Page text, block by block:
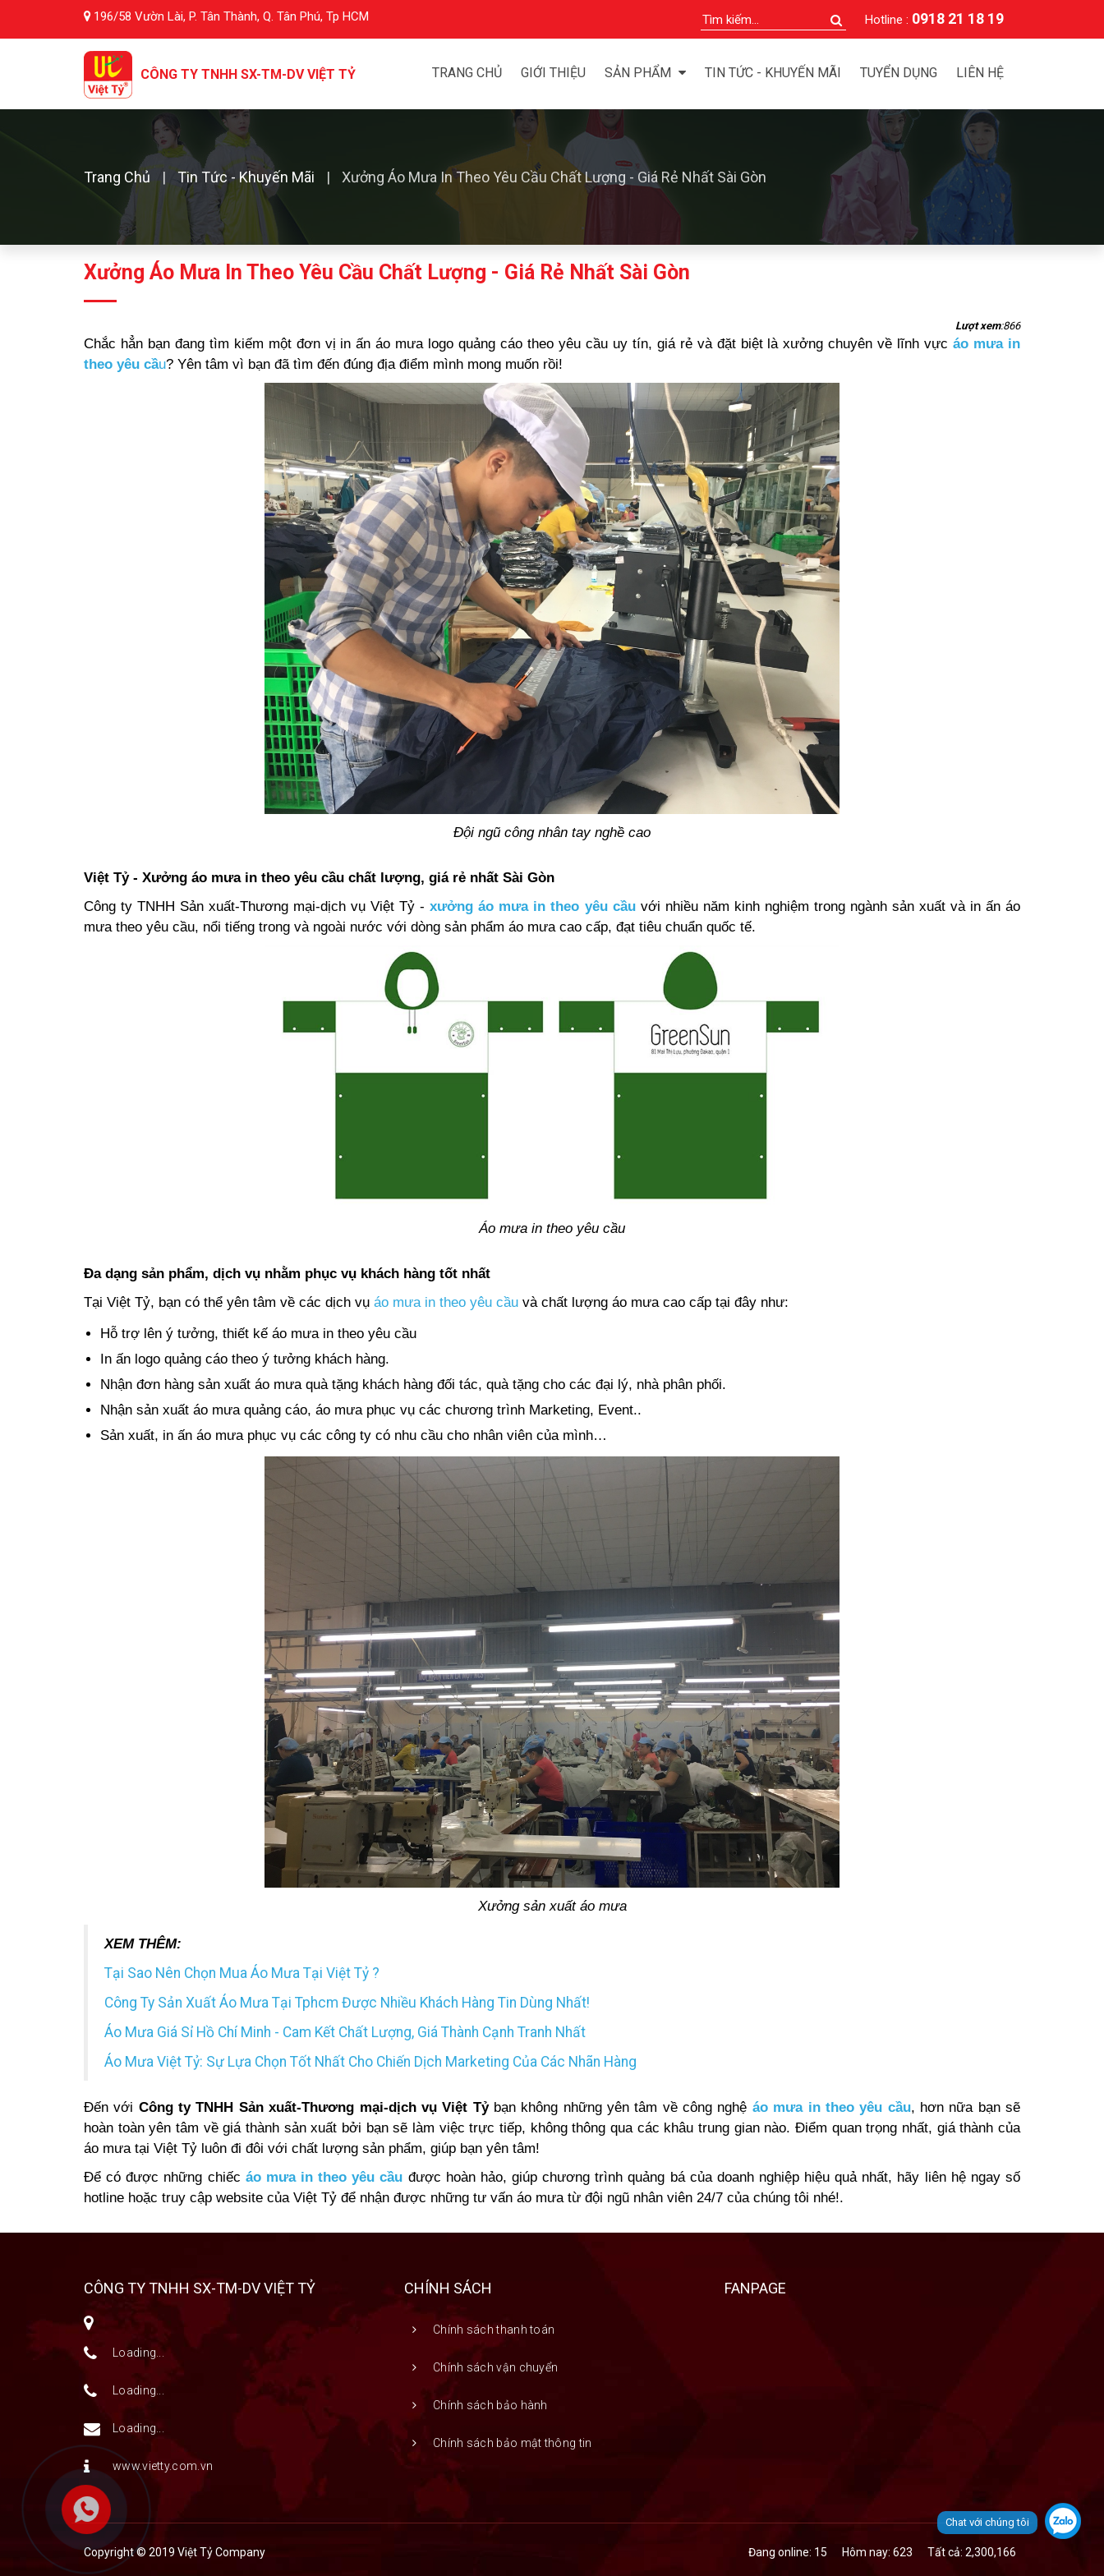
196/58 Vườn Lài, P. Tân Thành, Q. Tân Phú, Tp HCM Hotline : 0918 21 18 19
CÔNG TY TNHH SX-TM-DV VIỆT TỶ TRANG CHỦ GIỚI THIỆU SẢN PHẨM TIN TỨC - KHUYẾN MÃI TUYỂN DỤNG LIÊN HỆ
Trang Chủ Tin Tức - Khuyến Mãi Xưởng Áo Mưa In Theo Yêu Cầu Chất Lượng - Giá Rẻ Nhất Sài Gòn
Xưởng Áo Mưa In Theo Yêu Cầu Chất Lượng - Giá Rẻ Nhất Sài Gòn
Lượt xem:866
Chắc hẳn bạn đang tìm kiếm một đơn vị in ấn áo mưa logo quảng cáo theo yêu cầu uy tín, giá rẻ và đặt biệt là xưởng chuyên về lĩnh vựcáo mưa in
theo yêu cầu? Yên tâm vì bạn đã tìm đến đúng địa điểm mình mong muốn rồi!
Đội ngũ công nhân tay nghề cao
Việt Tỷ - Xưởng áo mưa in theo yêu cầu chất lượng, giá rẻ nhất Sài Gòn
Công ty TNHH Sản xuất-Thương mại-dịch vụ Việt Tỷ -xưởng áo mưa in theo yêu cầuvới nhiều năm kinh nghiệm trong ngành sản xuất và in ấn áo
mưa theo yêu cầu, nổi tiếng trong và ngoài nước với dòng sản phẩm áo mưa cao cấp, đạt tiêu chuẩn quốc tế.
Áo mưa in theo yêu cầu
Đa dạng sản phẩm, dịch vụ nhằm phục vụ khách hàng tốt nhất
Tại Việt Tỷ, bạn có thể yên tâm về các dịch vụ áo mưa in theo yêu cầu và chất lượng áo mưa cao cấp tại đây như:
Hỗ trợ lên ý tưởng, thiết kế áo mưa in theo yêu cầu
In ấn logo quảng cáo theo ý tưởng khách hàng.
Nhận đơn hàng sản xuất áo mưa quà tặng khách hàng đối tác, quà tặng cho các đại lý, nhà phân phối.
Nhận sản xuất áo mưa quảng cáo, áo mưa phục vụ các chương trình Marketing, Event..
Sản xuất, in ấn áo mưa phục vụ các công ty có nhu cầu cho nhân viên của mình…
Xưởng sản xuất áo mưa
XEM THÊM:
Tại Sao Nên Chọn Mua Áo Mưa Tại Việt Tỷ ?
Công Ty Sản Xuất Áo Mưa Tại Tphcm Được Nhiều Khách Hàng Tin Dùng Nhất!
Áo Mưa Giá Sỉ Hồ Chí Minh - Cam Kết Chất Lượng, Giá Thành Cạnh Tranh Nhất
Áo Mưa Việt Tỷ: Sự Lựa Chọn Tốt Nhất Cho Chiến Dịch Marketing Của Các Nhãn Hàng
Đến với Công ty TNHH Sản xuất-Thương mại-dịch vụ Việt Tỷbạn không những yên tâm về công nghệ áo mưa in theo yêu cầu, hơn nữa bạn sẽ
hoàn toàn yên tâm về giá thành sản xuất bởi bạn sẽ làm việc trực tiếp, không thông qua các khâu trung gian nào. Điểm quan trọng nhất, giá thành của
áo mưa tại Việt Tỷ luôn đi đôi với chất lượng sản phẩm, giúp bạn yên tâm!
Để có được những chiếc áo mưa in theo yêu cầu được hoàn hảo, giúp chương trình quảng bá của doanh nghiệp hiệu quả nhất, hãy liên hệ ngay số
hotline hoặc truy cập website của Việt Tỷ để nhận được những tư vấn áo mưa từ đội ngũ nhân viên 24/7 của chúng tôi nhé!.
CÔNG TY TNHH SX-TM-DV VIỆT TỶ
Loading...
Loading...
Loading...
www.vietty.com.vn
CHÍNH SÁCH
Chính sách thanh toán
Chính sách vận chuyển
Chính sách bảo hành
Chính sách bảo mật thông tin
FANPAGE
Copyright © 2019 Việt Tỷ Company Đang online: 15 Hôm nay: 623 Tất cả: 2,300,166
Chat với chúng tôi